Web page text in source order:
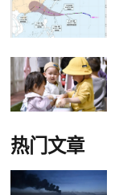
热门文章